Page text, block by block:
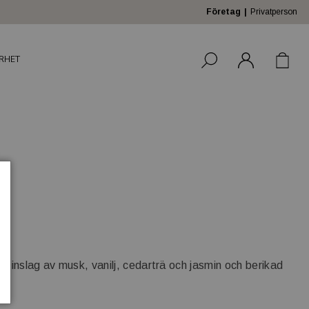
Företag Privatperson
inslag av musk, vanilj, cedarträ och jasmin och berikad